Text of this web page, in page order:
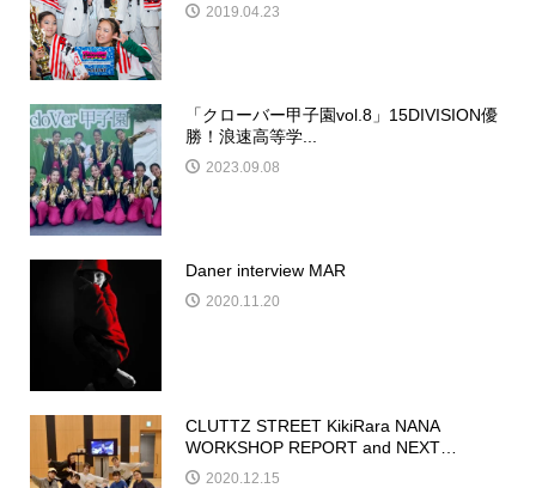
2019.04.23
「クローバー甲子園vol.8」15DIVISION優
勝！浪速高等学...
2023.09.08
Daner interview MAR
2020.11.20
CLUTTZ STREET KikiRara NANA
WORKSHOP REPORT and NEXT…
2020.12.15